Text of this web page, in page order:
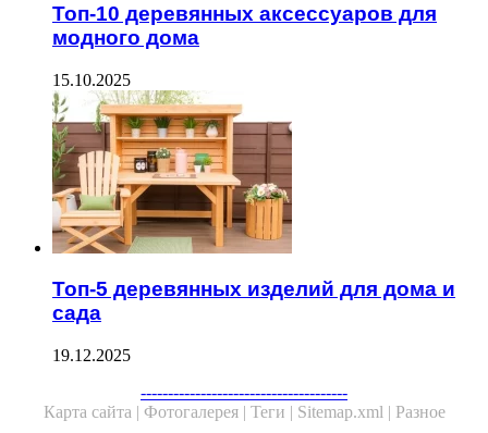
Топ-10 деревянных аксессуаров для
модного дома
15.10.2025
Топ-5 деревянных изделий для дома и
сада
19.12.2025
--------------------------------------
Карта сайта | Фотогалерея | Теги | Sitemap.xml | Разное